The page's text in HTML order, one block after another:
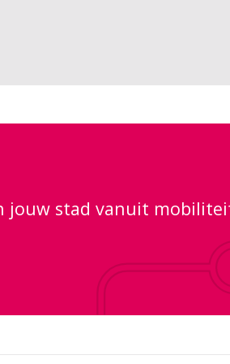
jouw stad vanuit